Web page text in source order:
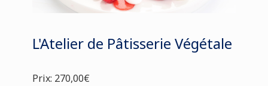
L'Atelier de Pâtisserie Végétale
Prix: 270,00€